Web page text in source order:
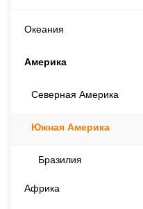
Океания
Америка
Северная Америка
Южная Америка
Бразилия
Африка